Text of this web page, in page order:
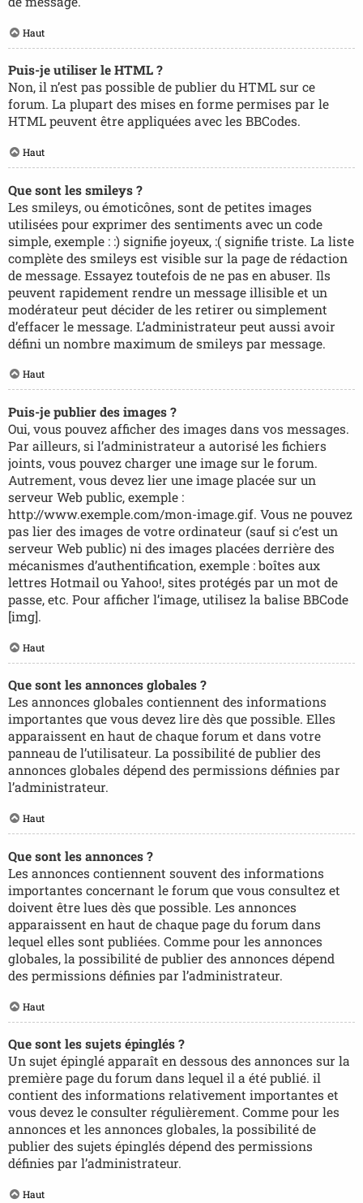
Haut
Puis-je utiliser le HTML ?
Non, il n’est pas possible de publier du HTML sur ce
forum. La plupart des mises en forme permises par le
HTML peuvent être appliquées avec les BBCodes.
Haut
Que sont les smileys ?
Les smileys, ou émoticônes, sont de petites images
utilisées pour exprimer des sentiments avec un code
simple, exemple : :) signifie joyeux, :( signifie triste. La liste
complète des smileys est visible sur la page de rédaction
de message. Essayez toutefois de ne pas en abuser. Ils
peuvent rapidement rendre un message illisible et un
modérateur peut décider de les retirer ou simplement
d’effacer le message. L’administrateur peut aussi avoir
défini un nombre maximum de smileys par message.
Haut
Puis-je publier des images ?
Oui, vous pouvez afficher des images dans vos messages.
Par ailleurs, si l’administrateur a autorisé les fichiers
joints, vous pouvez charger une image sur le forum.
Autrement, vous devez lier une image placée sur un
serveur Web public, exemple :
http://www.exemple.com/mon-image.gif. Vous ne pouvez
pas lier des images de votre ordinateur (sauf si c’est un
serveur Web public) ni des images placées derrière des
mécanismes d’authentification, exemple : boîtes aux
lettres Hotmail ou Yahoo!, sites protégés par un mot de
passe, etc. Pour afficher l’image, utilisez la balise BBCode
[img].
Haut
Que sont les annonces globales ?
Les annonces globales contiennent des informations
importantes que vous devez lire dès que possible. Elles
apparaissent en haut de chaque forum et dans votre
panneau de l’utilisateur. La possibilité de publier des
annonces globales dépend des permissions définies par
l’administrateur.
Haut
Que sont les annonces ?
Les annonces contiennent souvent des informations
importantes concernant le forum que vous consultez et
doivent être lues dès que possible. Les annonces
apparaissent en haut de chaque page du forum dans
lequel elles sont publiées. Comme pour les annonces
globales, la possibilité de publier des annonces dépend
des permissions définies par l’administrateur.
Haut
Que sont les sujets épinglés ?
Un sujet épinglé apparaît en dessous des annonces sur la
première page du forum dans lequel il a été publié. il
contient des informations relativement importantes et
vous devez le consulter régulièrement. Comme pour les
annonces et les annonces globales, la possibilité de
publier des sujets épinglés dépend des permissions
définies par l’administrateur.
Haut